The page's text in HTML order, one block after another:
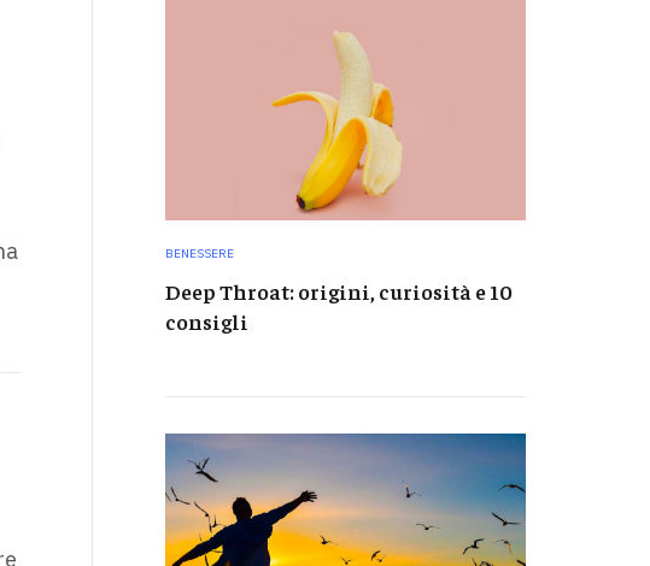
BENESSERE
Deep Throat: origini, curiosità e 10
consigli